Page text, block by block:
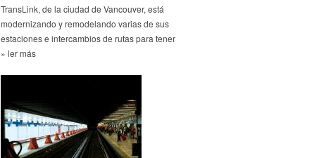
TransLink, de la ciudad de Vancouver, está
modernizando y remodelando varias de sus
estaciones e intercambios de rutas para tener
» ler más